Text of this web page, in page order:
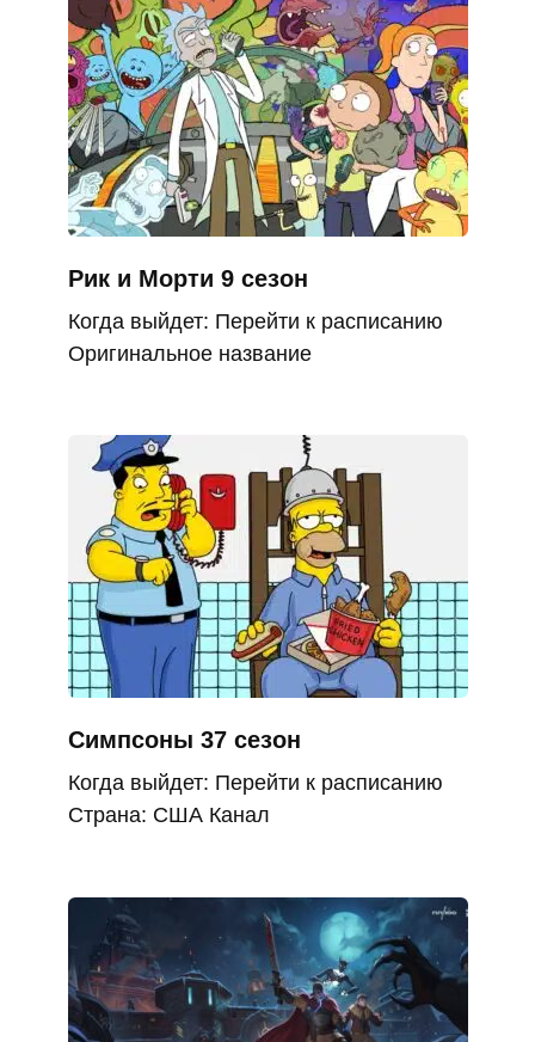
Рик и Морти 9 сезон
Когда выйдет: Перейти к расписанию
Оригинальное название
Симпсоны 37 сезон
Когда выйдет: Перейти к расписанию
Страна: США Канал